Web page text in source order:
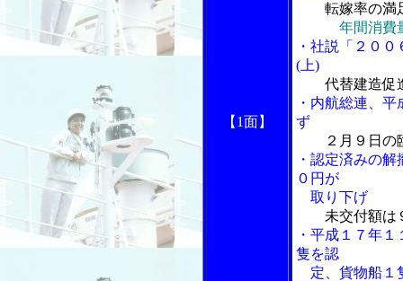
【1面】
転嫁率の満
年間消費
・社説「２０
(上)
代替建造促
・内航総連、
ず
２月９日の
・認定済みの
０円が
取り下げ
未交付額は
・平成１７年
隻を認
定、貨物船１